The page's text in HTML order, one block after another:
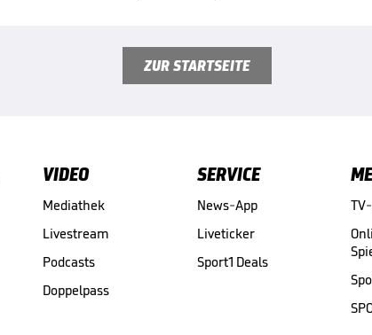
ZUR STARTSEITE
VIDEO
Mediathek
Livestream
Podcasts
Doppelpass
SERVICE
News-App
Liveticker
Sport1 Deals